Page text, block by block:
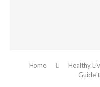
Home Healthy
Guide